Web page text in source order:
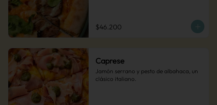
$46.200
Caprese
Jamón serrano y pesto de albahaca, un
clásico italiano.